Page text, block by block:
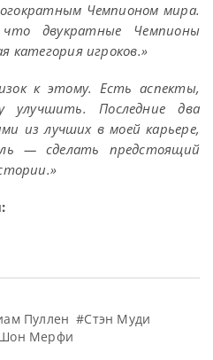
Чемпионом мира.
двукратные Чемпионы
категория игроков.»
к этому. Есть аспекты,
улучшить. Последние два
из лучших в моей карьере,
— сделать предстоящий
Пуллен #Стэн Муди
Мерфи